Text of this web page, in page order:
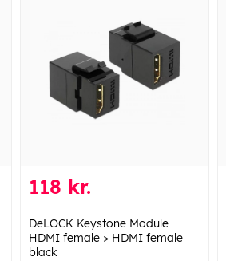
118 kr.
DeLOCK Keystone Module
HDMI female > HDMI female
black